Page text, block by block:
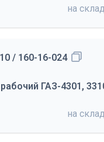
на
/ 160-16-024
ГАЗ-4301,
на